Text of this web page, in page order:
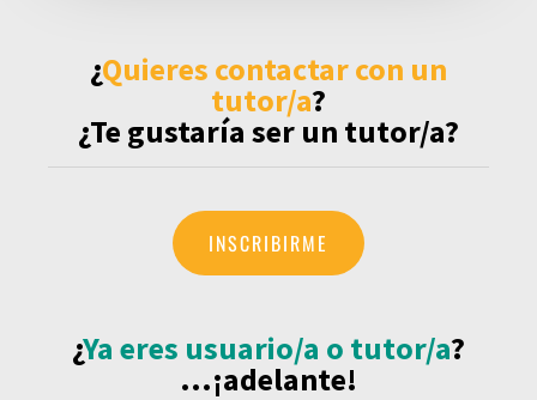
Acceso
¿Quieres contactar con un
tutor/a?
¿Te gustaría ser un tutor/a?
INSCRIBIRME
¿Ya eres usuario/a o tutor/a?
...¡adelante!